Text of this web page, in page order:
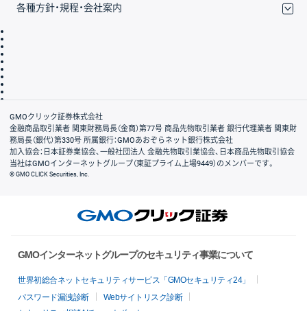
各種方針・規程・会社案内
会社案内
GMOクリック証券株式会社
金融商品取引業者 関東財務局長（金商）第77号 商品先物取引業者 銀行代理業者 関東財
務局長（銀代）第330号 所属銀行：GMOあおぞらネット銀行株式会社
加入協会：日本証券業協会、一般社団法人 金融先物取引業協会、日本商品先物取引協会
当社はGMOインターネットグループ（東証プライム上場9449）のメンバーです。
© GMO CLICK Securities, Inc.
GMOインターネットグループのセキュリティ事業について
世界初総合ネットセキュリティサービス「GMOセキュリティ24」
パスワード漏洩診断
Webサイトリスク診断